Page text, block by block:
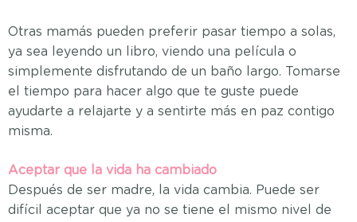
Otras mamás pueden preferir pasar tiempo a solas,
ya sea leyendo un libro, viendo una película o
simplemente disfrutando de un baño largo. Tomarse
el tiempo para hacer algo que te guste puede
ayudarte a relajarte y a sentirte más en paz contigo
misma.
Aceptar que la vida ha cambiado
Después de ser madre, la vida cambia. Puede ser
difícil aceptar que ya no se tiene el mismo nivel de